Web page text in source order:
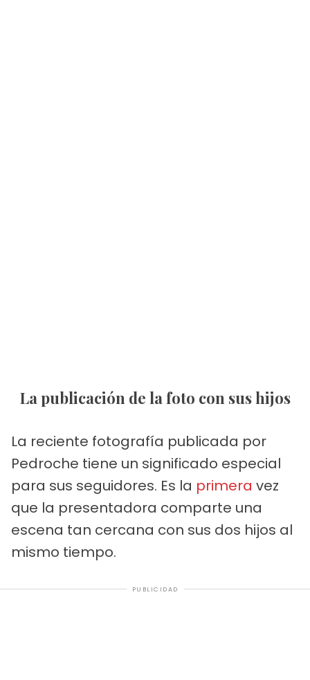
La publicación de la foto con sus hijos
La reciente fotografía publicada por
Pedroche tiene un significado especial
para sus seguidores. Es la primera vez
que la presentadora comparte una
escena tan cercana con sus dos hijos al
mismo tiempo.
PUBLICIDAD